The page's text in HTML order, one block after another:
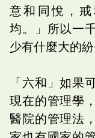
意和同悅，
均。」所以一
少有什麼大的紛
「六和」如果
現在的管理學
醫院的管理法